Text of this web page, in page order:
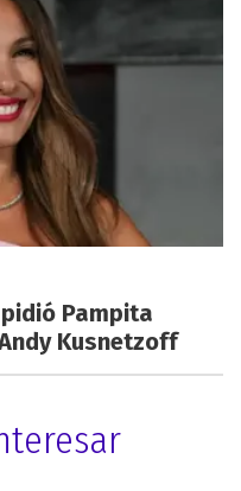
Pampita
Kusnetzoff